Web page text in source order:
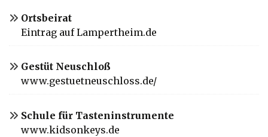
Ortsbeirat
Eintrag auf Lampertheim.de
Gestüt Neuschloß
www.gestuetneuschloss.de/
Schule für Tasteninstrumente
www.kidsonkeys.de